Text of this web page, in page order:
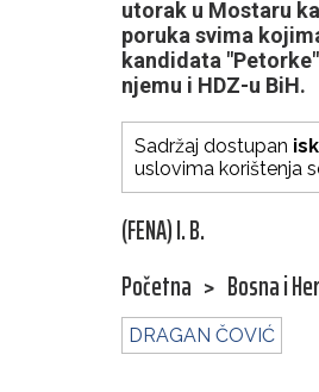
utorak u Mostaru
poruka svima
kandidata
njemu i HDZ-u BiH.
Sadržaj dostupan
uslovima korištenja
(FENA) I. B.
Početna > Bosna i
DRAGAN ČOVIĆ